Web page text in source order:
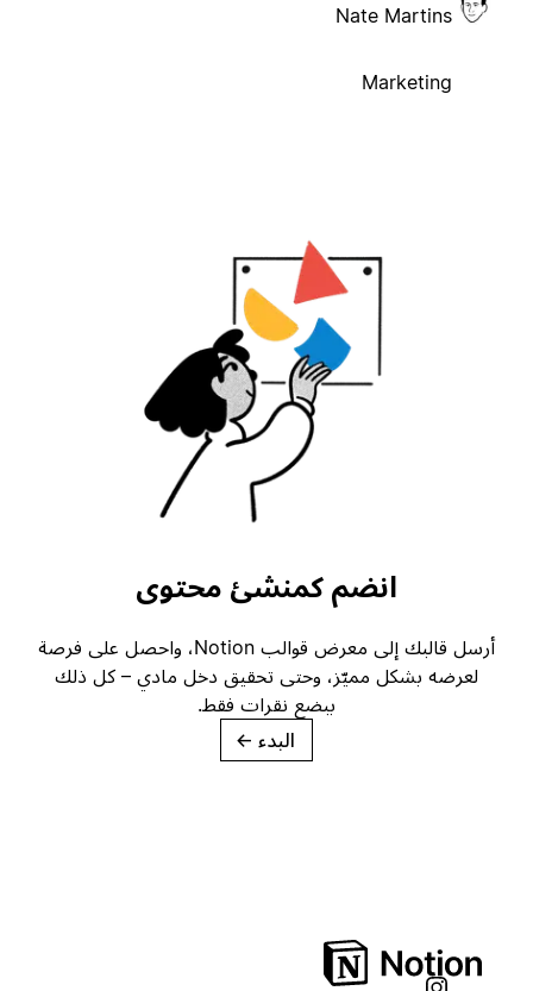
Nate Martins
Marketing
انضم كمنشئ محتوى
أرسل قالبك إلى معرض قوالب Notion، واحصل على فرصة
لعرضه بشكل مميّز، وحتى تحقيق دخل مادي – كل ذلك
ببضع نقرات فقط.
→